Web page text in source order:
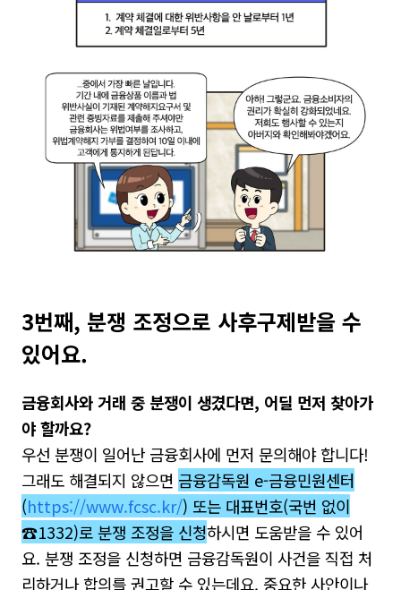
3번째, 분쟁 조정으로 사후구제받을 수
있어요.
금융회사와 거래 중 분쟁이 생겼다면, 어딜 먼저 찾아가
야 할까요?
우선 분쟁이 일어난 금융회사에 먼저 문의해야 합니다!
그래도 해결되지 않으면 금융감독원 e-금융민원센터
(https://www.fcsc.kr/) 또는 대표번호(국번 없이
☎1332)로 분쟁 조정을 신청하시면 도움받을 수 있어
요. 분쟁 조정을 신청하면 금융감독원이 사건을 직접 처
리하거나 합의를 권고할 수 있는데요. 중요한 사안이나